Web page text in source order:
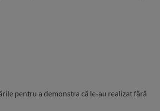
pentru a demonstra că le-au realizat fără